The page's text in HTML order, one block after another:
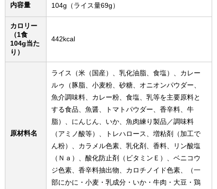
内容量 104g（ライス量69g）
カロリー
（1食
104g当た
り）
442kcal
原材料名
ライス（米（国産）、乳化油脂、食塩）、カレー
ルゥ（豚脂、小麦粉、砂糖、オニオンパウダー、
魚介調味料、カレー粉、食塩、乳等を主要原料と
する食品、魚醤、トマトパウダー、香辛料、牛
脂）、にんじん、いか、魚肉練り製品／調味料
（アミノ酸等）、トレハロース、増粘剤（加工で
ん粉）、カラメル色素、乳化剤、香料、リン酸塩
（Ｎａ）、酸化防止剤（ビタミンＥ）、ベニコウ
ジ色素、香辛料抽出物、カロチノイド色素、（一
部にかに・小麦・乳成分・いか・牛肉・大豆・鶏